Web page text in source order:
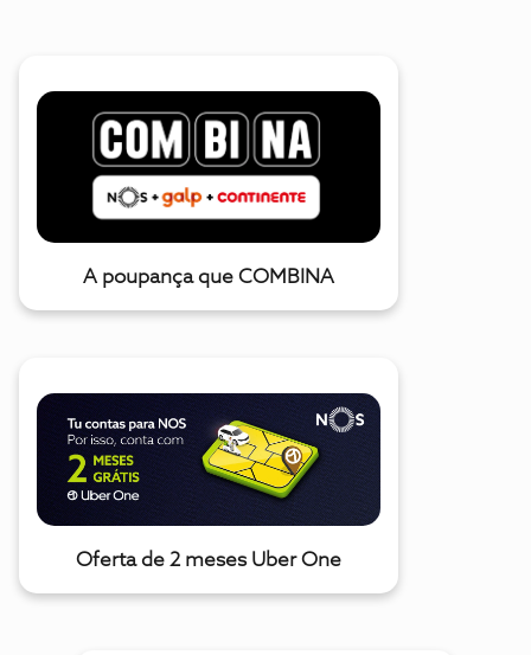
A poupança que COMBINA
Oferta de 2 meses Uber One